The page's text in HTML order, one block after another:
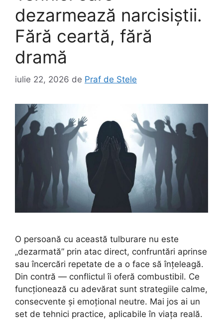
dezarmează narcisiștii.
Fără ceartă, fără
dramă
iulie 22, 2026 de Praf de Stele
O persoană cu această tulburare nu este
„dezarmată” prin atac direct, confruntări aprinse
sau încercări repetate de a o face să înțeleagă.
Din contră — conflictul îi oferă combustibil. Ce
funcționează cu adevărat sunt strategiile calme,
consecvente și emoțional neutre. Mai jos ai un
set de tehnici practice, aplicabile în viața reală.